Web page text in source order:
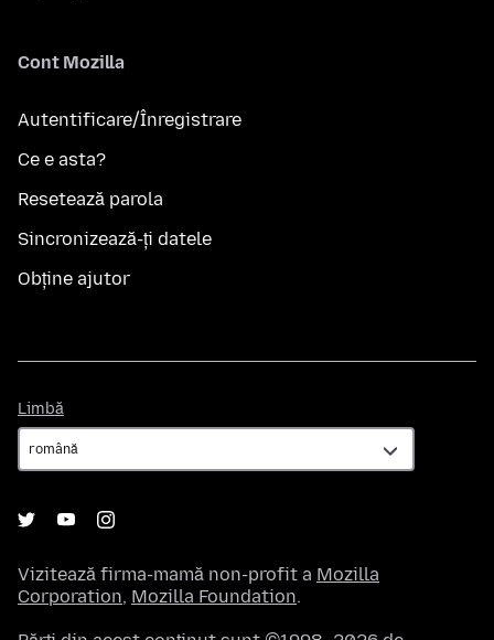
Cont Mozilla
Autentificare/Înregistrare
Ce e asta?
Resetează parola
Sincronizează-ți datele
Obține ajutor
Limbă
Vizitează firma-mamă non-profit a Mozilla
Corporation, Mozilla Foundation.